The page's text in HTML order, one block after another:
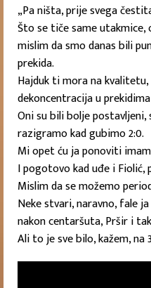
„Pa ništa, prije svega
Što se tiče same
mislim da smo danas bili
prekida.
Hajduk ti mora na
dekoncentracija u
Oni su bili bolje
razigramo kad gubimo 2:0.
Mi opet ću ja ponoviti
I pogotovo kad uđe i
Mislim da se možemo
Neke stvari, naravno, fale
nakon centaršuta, Pršir i
Ali to je sve bilo, kažem, na